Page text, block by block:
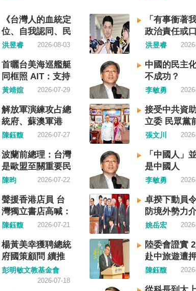
出，中國上個月不顧國際反
實施「民族團結進步促進
「對中政策跨國議會聯盟」
（IPAC）隨即發表聲明，
重違反基本人權。他感謝
本共同主席中谷元、IPAC
任裴倫德昨以行動再次彰顯
聲明的立場，很榮幸代表台
民接受IPAC的聲明，台灣
堅定的支持，共同捍衛全球
法治。 賴清德強調，中國
促法」不僅侵害台灣主權、
宗教與少數族群，更透過
壓手段，對世界各國人民進
治審查、製造寒蟬效應，是
國際社會應該團結反制的惡
提醒各國「紅色恐怖正在世
延」 賴清德表示，面對中
主義不斷擴張，紅色恐怖正
界各地蔓延，今年論壇主題
討論全球的民主韌性、灰
的因應聯防，以及非紅供應
重塑，更加反映出台灣在國
會中的角色定位，以及期許
能承擔的國際責任。 賴清
七月中國官方的經濟數字，
業採購經理人指數PMI，由
的五十．三％大幅滑落至
九．二％，不僅低於預估
十．一％，更一舉跌破五十
枯線，加上非製造業和綜
產出指數三大核心指標同步
榮枯線，習近平的梭哈（
擲）失敗，在會議文件上
兩處承認「困難」。 一處
效應對各種外部衝擊和內
難」，後面提及「要高度
濟運行中的困難挑戰」。其
段落所說的例如公平競爭
業、三農、天災等都是。而
態化解決企業帳款拖欠問
更暴露企業之間拖欠已經是
化。近三十年前的「三角債
不是復活了？企業發薪給員
然也拖欠。 另外有兩處提
牢基層『三保』底線」和「
『一老一小』服務保障」
保險系統也出了問題。 後
句「推動各級領導幹部以
揚向上的精氣神，不斷創造
《台灣人的血統定
位、自我認同、民
族意識》—凝聚共
認同
洪昱睿 2026-08-03
首曬台美海巡艦艇
同框照 AIT：支持
台灣海事執法
黃靖媗 2026-07-29
解放軍演練攻占總
統府、蘇澳軍港
國防部：威脅非常
陳鈺馥 2026-07-27
波蘭前總理：台灣
是歐盟至關重要民
主夥伴
陳昀 2026-07-22
聲援香港店員 台
灣獨立書店高喊：
閱讀自由
陳鈺馥 2026-07-21
楊黃美幸獲聘總統
府國策顧問 續推
台灣人民自救宣言
彭明敏文教基金會
2026-07-18
「有事衝著
政治責任或
演？
洪昱睿
中國的民主
不成功？
李敏勇
接受中共資
立委 民眾黨
工馬治薇判
張文川
「中國人」
是中國人
李敏勇
卓揆下動員
防境外勢力
姚岳宏
陸委會證實
赴中旅遊遭
陳鈺馥